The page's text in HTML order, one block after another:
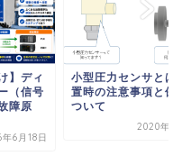
】ディ
（信号
障原
6月18日
小型圧力センサと
置時の注意事項と保
ついて
2020年11